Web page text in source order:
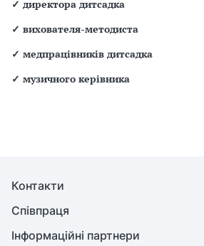
✓ директора дитсадка
✓ вихователя-методиста
✓ медпрацівників дитсадка
✓ музичного керівника
Контакти
Співпраця
Інформаційні партнери